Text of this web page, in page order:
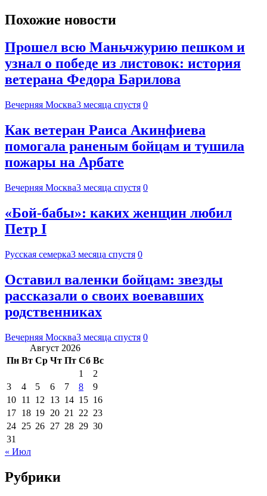
Похожие новости
Прошел всю Маньчжурию пешком и
узнал о победе из листовок: история
ветерана Федора Барилова
Вечерняя Москва3 месяца спустя 0
Как ветеран Раиса Акинфиева
помогала раненым бойцам и тушила
пожары на Арбате
Вечерняя Москва3 месяца спустя 0
«Бой-бабы»: каких женщин любил
Петр I
Русская семерка3 месяца спустя 0
Оставил валенки бойцам: звезды
рассказали о своих воевавших
родственниках
Вечерняя Москва3 месяца спустя 0
Август 2026
Пн Вт Ср Чт Пт Сб Вс
1
2
3
4 5 6 7 8
9
10 11 12 13 14 15 16
17 18 19 20 21 22 23
24 25 26 27 28 29 30
31
« Июл
Рубрики